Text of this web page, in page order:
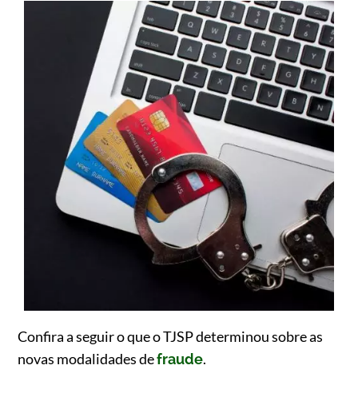
Confira a seguir o que o TJSP determinou sobre as
novas modalidades defraude.